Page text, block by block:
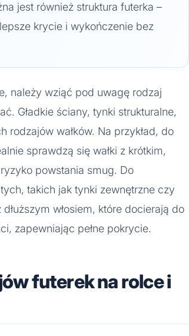
jest również struktura futerka –
krycie i wykończenie bez
należy wziąć pod uwagę rodzaj
Gładkie ściany, tynki strukturalne,
wałków. Na przykład, do
sprawdzą się wałki z krótkim,
powstania smug. Do
takich jak tynki zewnętrzne czy
włosiem, które docierają do
zapewniając pełne pokrycie.
futerek na rolce i